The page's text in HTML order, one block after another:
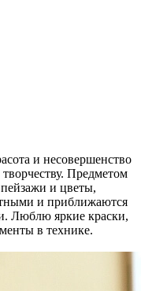
и несовершенство
Предметом
и цветы,
и приближаются
Люблю яркие краски,
в технике.